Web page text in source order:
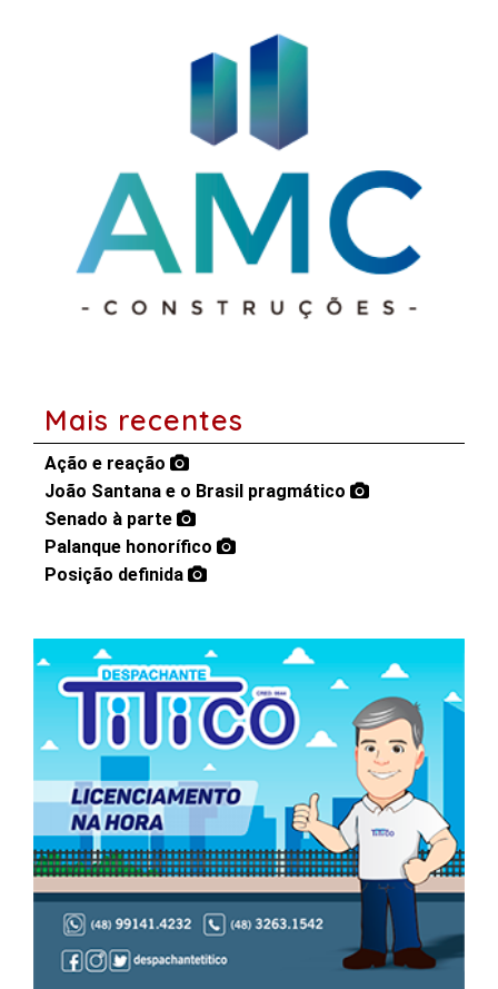
Mais recentes
Ação e reação
João Santana e o Brasil pragmático
Senado à parte
Palanque honorífico
Posição definida